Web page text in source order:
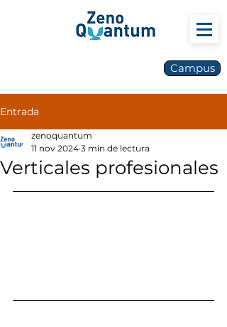
Campus
Entrada
Verticales profesionales
zenoquantum
11 nov 2024 3 min de lectura